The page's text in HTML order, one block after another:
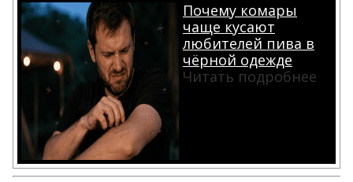
Почему комары
чаще кусают
любителей пива в
чёрной одежде
Читать подробнее